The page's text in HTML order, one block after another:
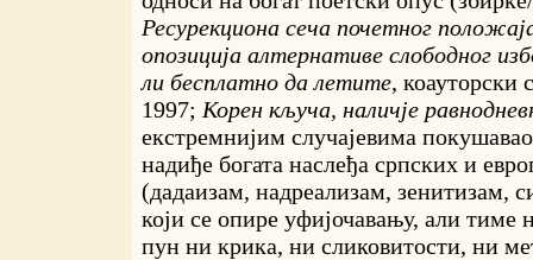
Ресурекциона сеча почетног
опозиција алтернативе слободног
ли бесплатно да летите, коауторски
1997; Корен кључа, наличје
екстремнијим случајевима
надиђе богата наслеђа српских и
(дадаизам, надреализам, зенитизам,
који се опире уфијочавању, али тиме
пун ни крика, ни сликовитости, ни